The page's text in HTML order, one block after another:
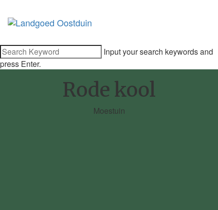
Input your search keywords and
press Enter.
Rode kool
Moestuin